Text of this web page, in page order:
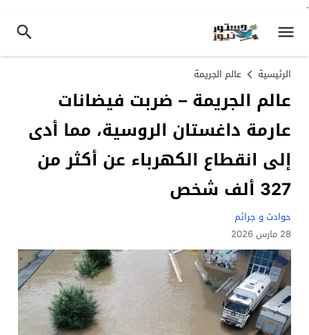
.
الرئيسية عالم الجريمة
عالم الجريمة – ضربت فيضانات
عارمة داغستان الروسية، مما أدى
إلى انقطاع الكهرباء عن أكثر من
327 ألف شخص
حوادث و جرائم
28 مارس 2026